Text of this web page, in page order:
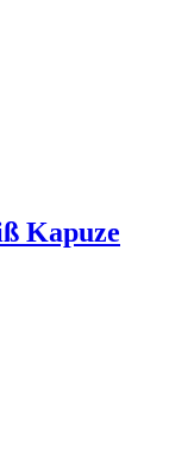
Kapuze